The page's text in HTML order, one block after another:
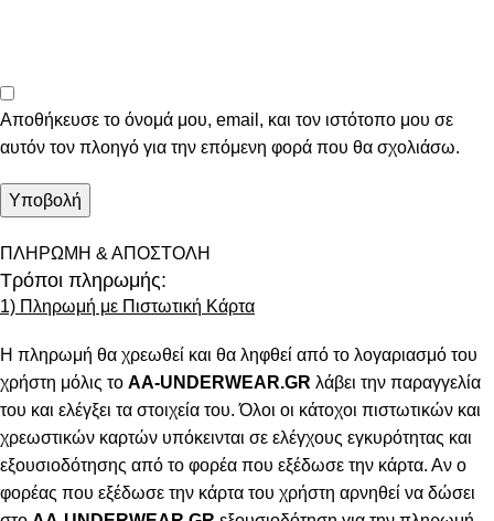
Αποθήκευσε το όνομά μου, email, και τον ιστότοπο μου σε
αυτόν τον πλοηγό για την επόμενη φορά που θα σχολιάσω.
ΠΛΗΡΩΜΗ & ΑΠΟΣΤΟΛΗ
Τρόποι πληρωμής:
1) Πληρωμή με Πιστωτική Κάρτα
Η πληρωμή θα χρεωθεί και θα ληφθεί από το λογαριασμό του
χρήστη μόλις το AA-UNDERWEAR.GR λάβει την παραγγελία
του και ελέγξει τα στοιχεία του. Όλοι οι κάτοχοι πιστωτικών και
χρεωστικών καρτών υπόκεινται σε ελέγχους εγκυρότητας και
εξουσιοδότησης από το φορέα που εξέδωσε την κάρτα. Αν ο
φορέας που εξέδωσε την κάρτα του χρήστη αρνηθεί να δώσει